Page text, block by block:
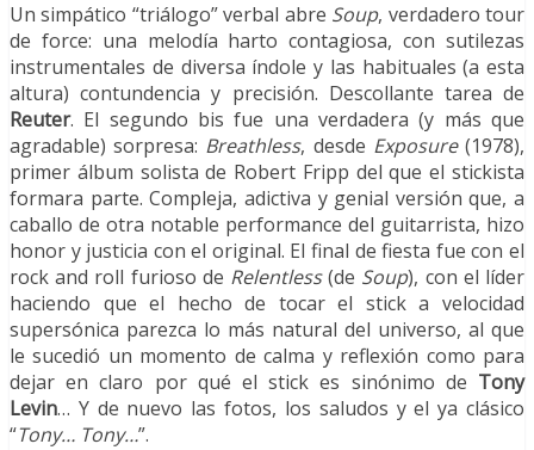
Un simpático “triálogo” verbal abre Soup, verdadero tour
de force: una melodía harto contagiosa, con sutilezas
instrumentales de diversa índole y las habituales (a esta
altura) contundencia y precisión. Descollante tarea de
Reuter. El segundo bis fue una verdadera (y más que
agradable) sorpresa: Breathless, desde Exposure(1978),
primer álbum solista de Robert Fripp del que el stickista
formara parte. Compleja, adictiva y genial versión que, a
caballo de otra notable performance del guitarrista, hizo
honor y justicia con el original. El final de fiesta fue con el
rock and roll furioso de Relentless(de Soup), con el líder
haciendo que el hecho de tocar el stick a velocidad
supersónica parezca lo más natural del universo, al que
le sucedió un momento de calma y reflexión como para
dejar en claro por qué el stick es sinónimo de Tony
Levin… Y de nuevo las fotos, los saludos y el ya clásico
“Tony… Tony…”.